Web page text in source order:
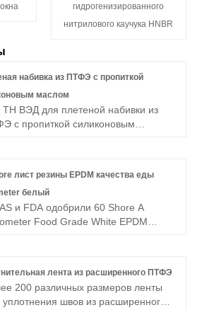
гидрогенизированного
нитрилового каучука HNBR
набивка из ПТФЭ с пропиткой
маслом
ТН ВЭД для плетеной набивки из
с пропиткой силиконовым
лист резины EPDM качества еды
белый
и FDA одобрили 60 Shore A
Food Grade White EPDM
лента из расширенного ПТФЭ
200 различных размеров ленты
уплотнения швов из расширенного